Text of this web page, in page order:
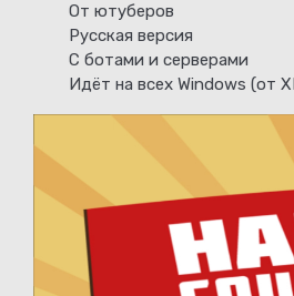
От ютуберов
Русская версия
С ботами и серверами
Идёт на всех Windows (от